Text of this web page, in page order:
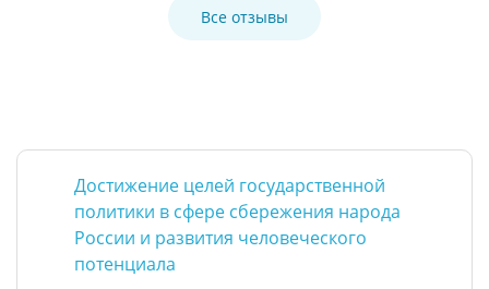
Все отзывы
Достижение целей государственной
политики в сфере сбережения народа
России и развития человеческого
потенциала